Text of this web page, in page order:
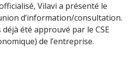
Vilavi a présenté le
d’information/consultation.
été approuvé par le CSE
de l’entreprise.